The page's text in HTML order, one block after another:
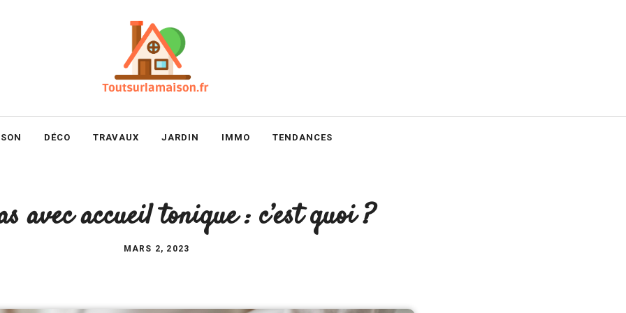
DÉCO TRAVAUX JARDIN IMMO TENDANCES
avec accueil tonique : c’est quoi ?
MARS 2, 2023